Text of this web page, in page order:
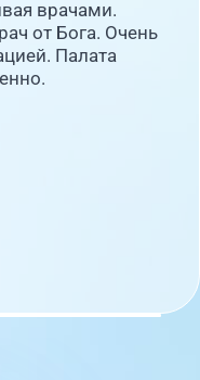
врачами.
от Бога. Очень
Палата